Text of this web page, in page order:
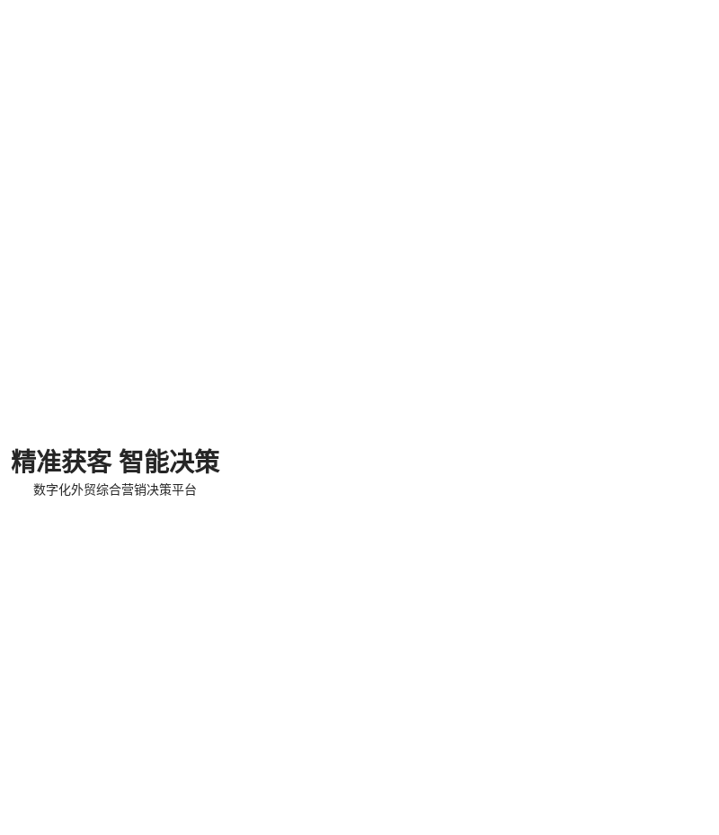
精准获客 智能决策
数字化外贸综合营销决策平台